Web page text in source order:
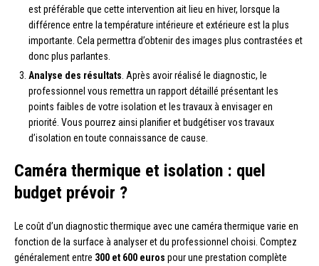
est préférable que cette intervention ait lieu en hiver, lorsque la
différence entre la température intérieure et extérieure est la plus
importante. Cela permettra d’obtenir des images plus contrastées et
donc plus parlantes.
Analyse des résultats . Après avoir réalisé le diagnostic, le
professionnel vous remettra un rapport détaillé présentant les
points faibles de votre isolation et les travaux à envisager en
priorité. Vous pourrez ainsi planifier et budgétiser vos travaux
d’isolation en toute connaissance de cause.
Caméra thermique et isolation : quel
budget prévoir ?
Le coût d’un diagnostic thermique avec une caméra thermique varie en
fonction de la surface à analyser et du professionnel choisi. Comptez
généralement entre 300 et 600 euros pour une prestation complète